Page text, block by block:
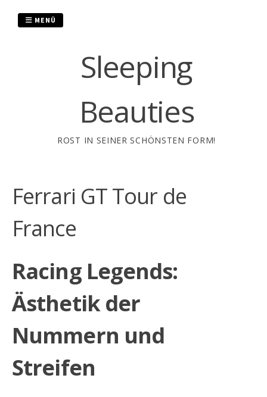
Sleeping
Beauties
ROST IN SEINER SCHÖNSTEN FORM!
MENÜ
Ferrari GT Tour de
France
Racing Legends:
Ästhetik der
Nummern und
Streifen